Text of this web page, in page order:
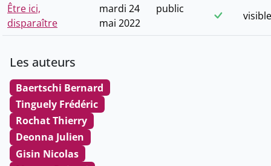
Être ici,
disparaître
mardi 24
mai 2022
public
visible
Les auteurs
Baertschi Bernard
Tinguely Frédéric
Rochat Thierry
Deonna Julien
Gisin Nicolas